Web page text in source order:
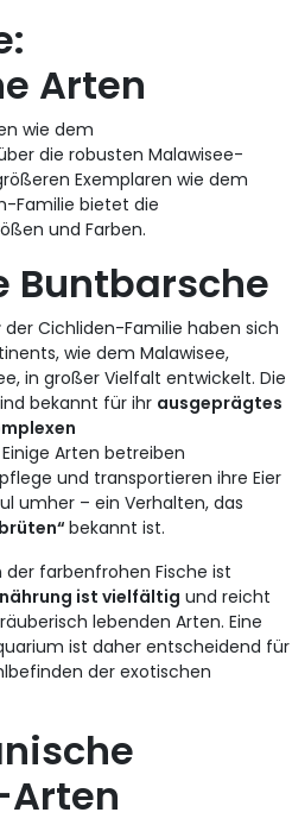
Arten
wie dem
die robusten Malawisee-
Exemplaren wie dem
Familie bietet die
und Farben.
Buntbarsche
der Cichliden-Familie haben sich
wie dem Malawisee,
in großer Vielfalt entwickelt. Die
bekannt für ihr ausgeprägtes
Einige Arten betreiben
und transportieren ihre Eier
umher – ein Verhalten, das
bekannt ist.
farbenfrohen Fische ist
ist vielfältig und reicht
lebenden Arten. Eine
ist daher entscheidend für
der exotischen